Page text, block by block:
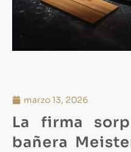
marzo 13, 2026
La firma
bañera